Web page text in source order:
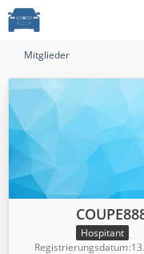
Mitglieder
Hospitant
Registrierungsdatum